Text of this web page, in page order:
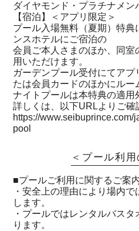
ダイヤモンド・プラチナメン
【宿泊】＜アプリ限定＞
プール入場無料（夏期）特典
ンスホテルにご宿泊の
会員ご本人さまのほか、同室
用いただけます。
ガーデンプール受付にてアプ
たは会員カードのほかにルー
ナイトプールは本特典の適用
詳しくは、以下URLよりご確
https://www.seibuprince.com/
pool
＜プール利用
■プールご利用に関するご案
・安全上の理由により場内
します。
・プールではレンタルバス
ります。